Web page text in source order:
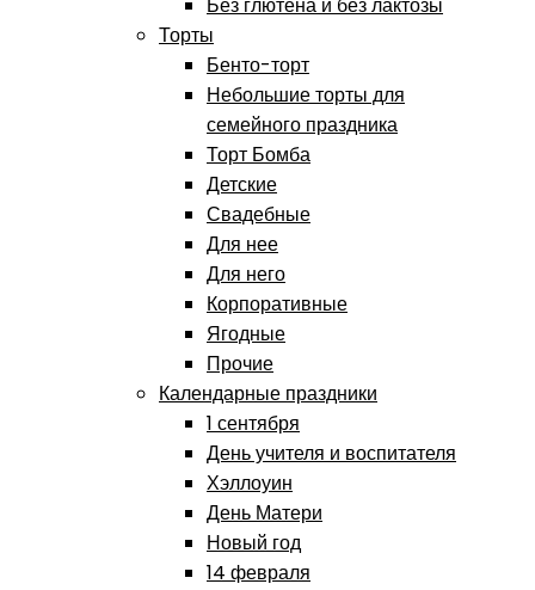
Торты
Бенто-торт
Небольшие торты для
семейного праздника
Торт Бомба
Детские
Свадебные
Для нее
Для него
Корпоративные
Ягодные
Прочие
Календарные праздники
1 сентября
День учителя и воспитателя
Хэллоуин
День Матери
Новый год
14 февраля